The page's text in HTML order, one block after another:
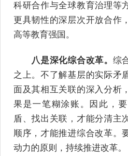
科研合作与全球教育治理等
更具韧性的深层次开放合作
高等教育强国。
八是深化综合改革。 综
之上。不了解基层的实际矛
面及其相互关联的深入分析
果是一笔糊涂账。因此，
盾、找出关联，才能分清主
顺序，才能推进综合改革。
动力的原则，持续推进改革。